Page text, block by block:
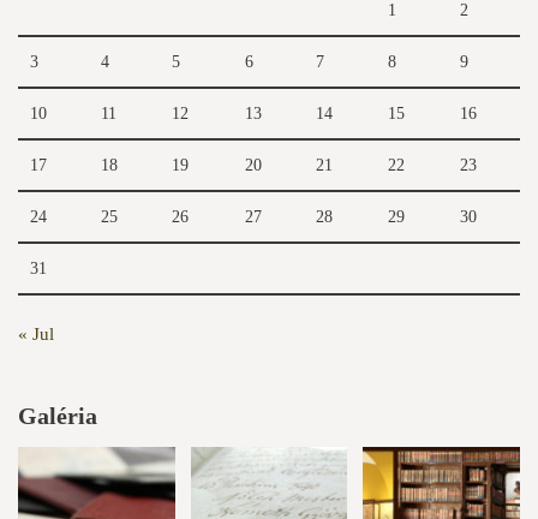
1 2
3 4 5 6 7 8 9
10 11 12 13 14 15 16
17 18 19 20 21 22 23
24 25 26 27 28 29 30
31
« Jul
Galéria